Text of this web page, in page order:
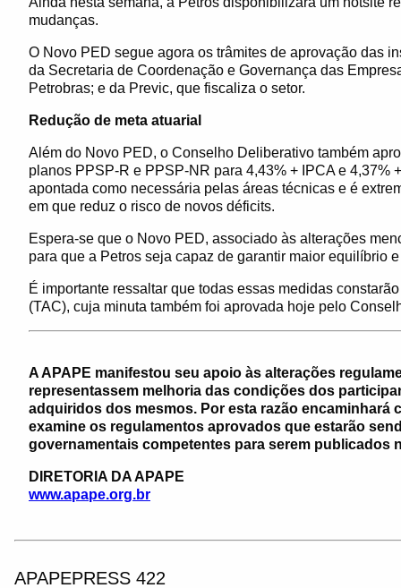
mudanças.
O Novo PED segue agora os trâmites de aprovação das
da Secretaria de Coordenação e Governança das
Petrobras; e da Previc, que fiscaliza o setor.
Redução de meta atuarial
Além do Novo PED, o Conselho Deliberativo também
planos PPSP-R e PPSP-NR para 4,43% + IPCA e 4,37%
apontada como necessária pelas áreas técnicas e é
em que reduz o risco de novos déficits.
Espera-se que o Novo PED, associado às alterações
para que a Petros seja capaz de garantir maior equilíbrio
É importante ressaltar que todas essas medidas
(TAC), cuja minuta também foi aprovada hoje pelo
A APAPE manifestou seu apoio às alterações
representassem melhoria das condições dos
adquiridos dos mesmos. Por esta razão encaminhará
examine os regulamentos aprovados que estarão
governamentais competentes para serem publicados
DIRETORIA DA APAPE
www.apape.org.br
APAPEPRESS 422